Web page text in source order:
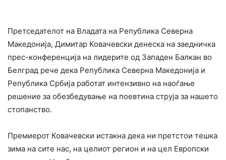
Претседателот на Владата на Република Северна
Македонија, Димитар Ковачевски денеска на заедничка
прес-конференција на лидерите од Западен Балкан во
Белград рече дека Република Северна Македонија и
Република Србија работат интензивно на наоѓање
решение за обезбедување на поевтина струја за нашето
стопанство.
Премиерот Ковачевски истакна дека ни претстои тешка
зима на сите нас, на целиот регион и на цел Европски